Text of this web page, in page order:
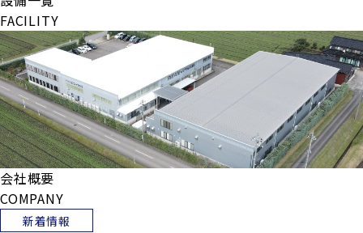
FACILITY
会社概要
COMPANY
新着情報